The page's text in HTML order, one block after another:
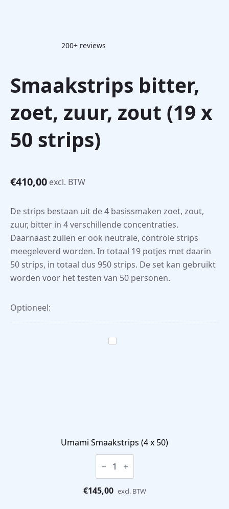
200+ reviews
Smaakstrips bitter,
zoet, zuur, zout (19 x
50 strips)
€410,00 excl. BTW
De strips bestaan uit de 4 basissmaken zoet, zout,
zuur, bitter in 4 verschillende concentraties.
Daarnaast zullen er ook neutrale, controle strips
meegeleverd worden. In totaal 19 potjes met daarin
50 strips, in totaal dus 950 strips. De set kan gebruikt
worden voor het testen van 50 personen.
Optioneel:
Umami Smaakstrips (4 x 50)
Umami
Smaakstrips
x
50)
€145,00 excl. BTW